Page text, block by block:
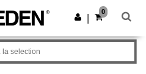
Obtenir l'appli
0
la selection